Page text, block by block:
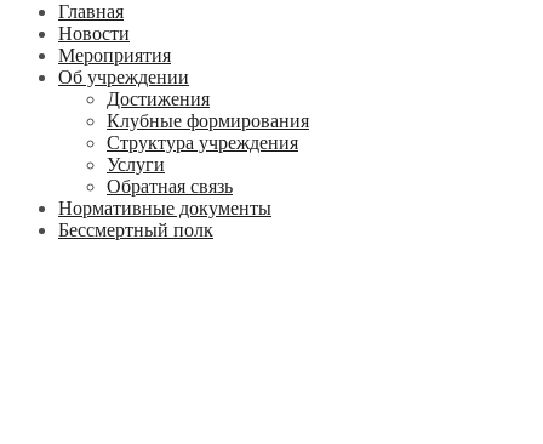
Главная
Новости
Мероприятия
Об учреждении
Достижения
Клубные формирования
Структура учреждения
Услуги
Обратная связь
Нормативные документы
Бессмертный полк